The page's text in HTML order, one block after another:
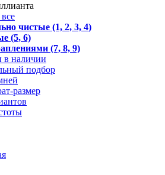
чистые (1, 2, 3, 4)
(5, 6)
(7, 8, 9)
в наличии
подбор
размер